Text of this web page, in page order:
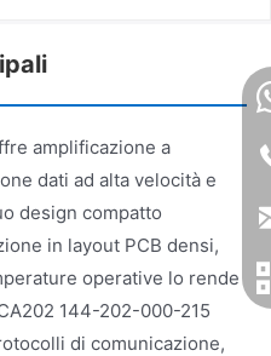
amplificazione a
dati ad alta velocità e
design compatto
in layout PCB densi,
operative lo rende
144-202-000-215
di comunicazione,